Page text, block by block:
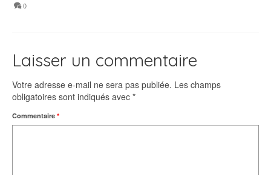
0
Laisser un commentaire
Votre adresse e-mail ne sera pas publiée. Les champs
obligatoires sont indiqués avec *
Commentaire *